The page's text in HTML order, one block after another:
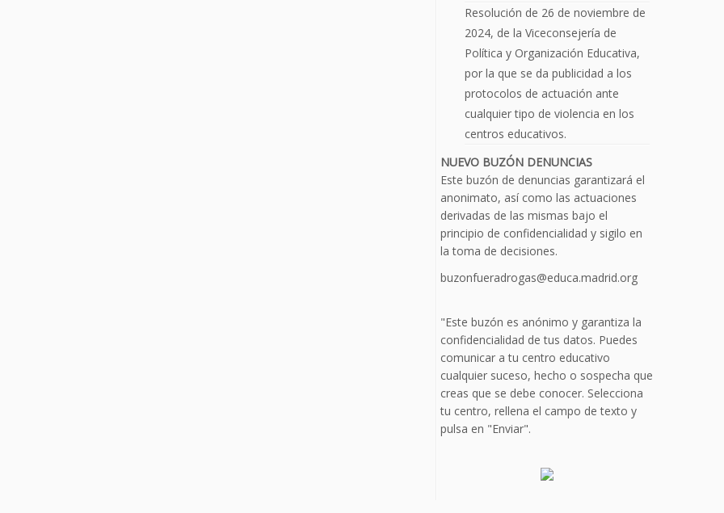
Resolución de 26 de noviembre de
2024, de la Viceconsejería de
Política y Organización Educativa,
por la que se da publicidad a los
protocolos de actuación ante
cualquier tipo de violencia en los
centros educativos.
NUEVO BUZÓN DENUNCIAS
Este buzón de denuncias garantizará el
anonimato, así como las actuaciones
derivadas de las mismas bajo el
principio de confidencialidad y sigilo en
la toma de decisiones.
buzonfueradrogas@educa.madrid.org
"Este buzón es anónimo y garantiza la
confidencialidad de tus datos. Puedes
comunicar a tu centro educativo
cualquier suceso, hecho o sospecha que
creas que se debe conocer. Selecciona
tu centro, rellena el campo de texto y
pulsa en "Enviar".